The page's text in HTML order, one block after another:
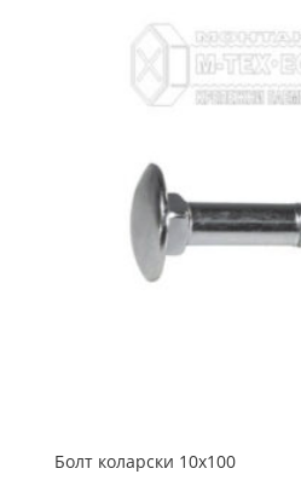
Болт коларски 10х100